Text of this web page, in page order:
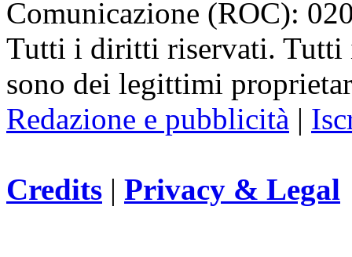
Comunicazione (ROC):
Tutti i diritti riservati. Tutti
sono dei legittimi
Redazione e pubblicità |
Credits | Privacy & Legal